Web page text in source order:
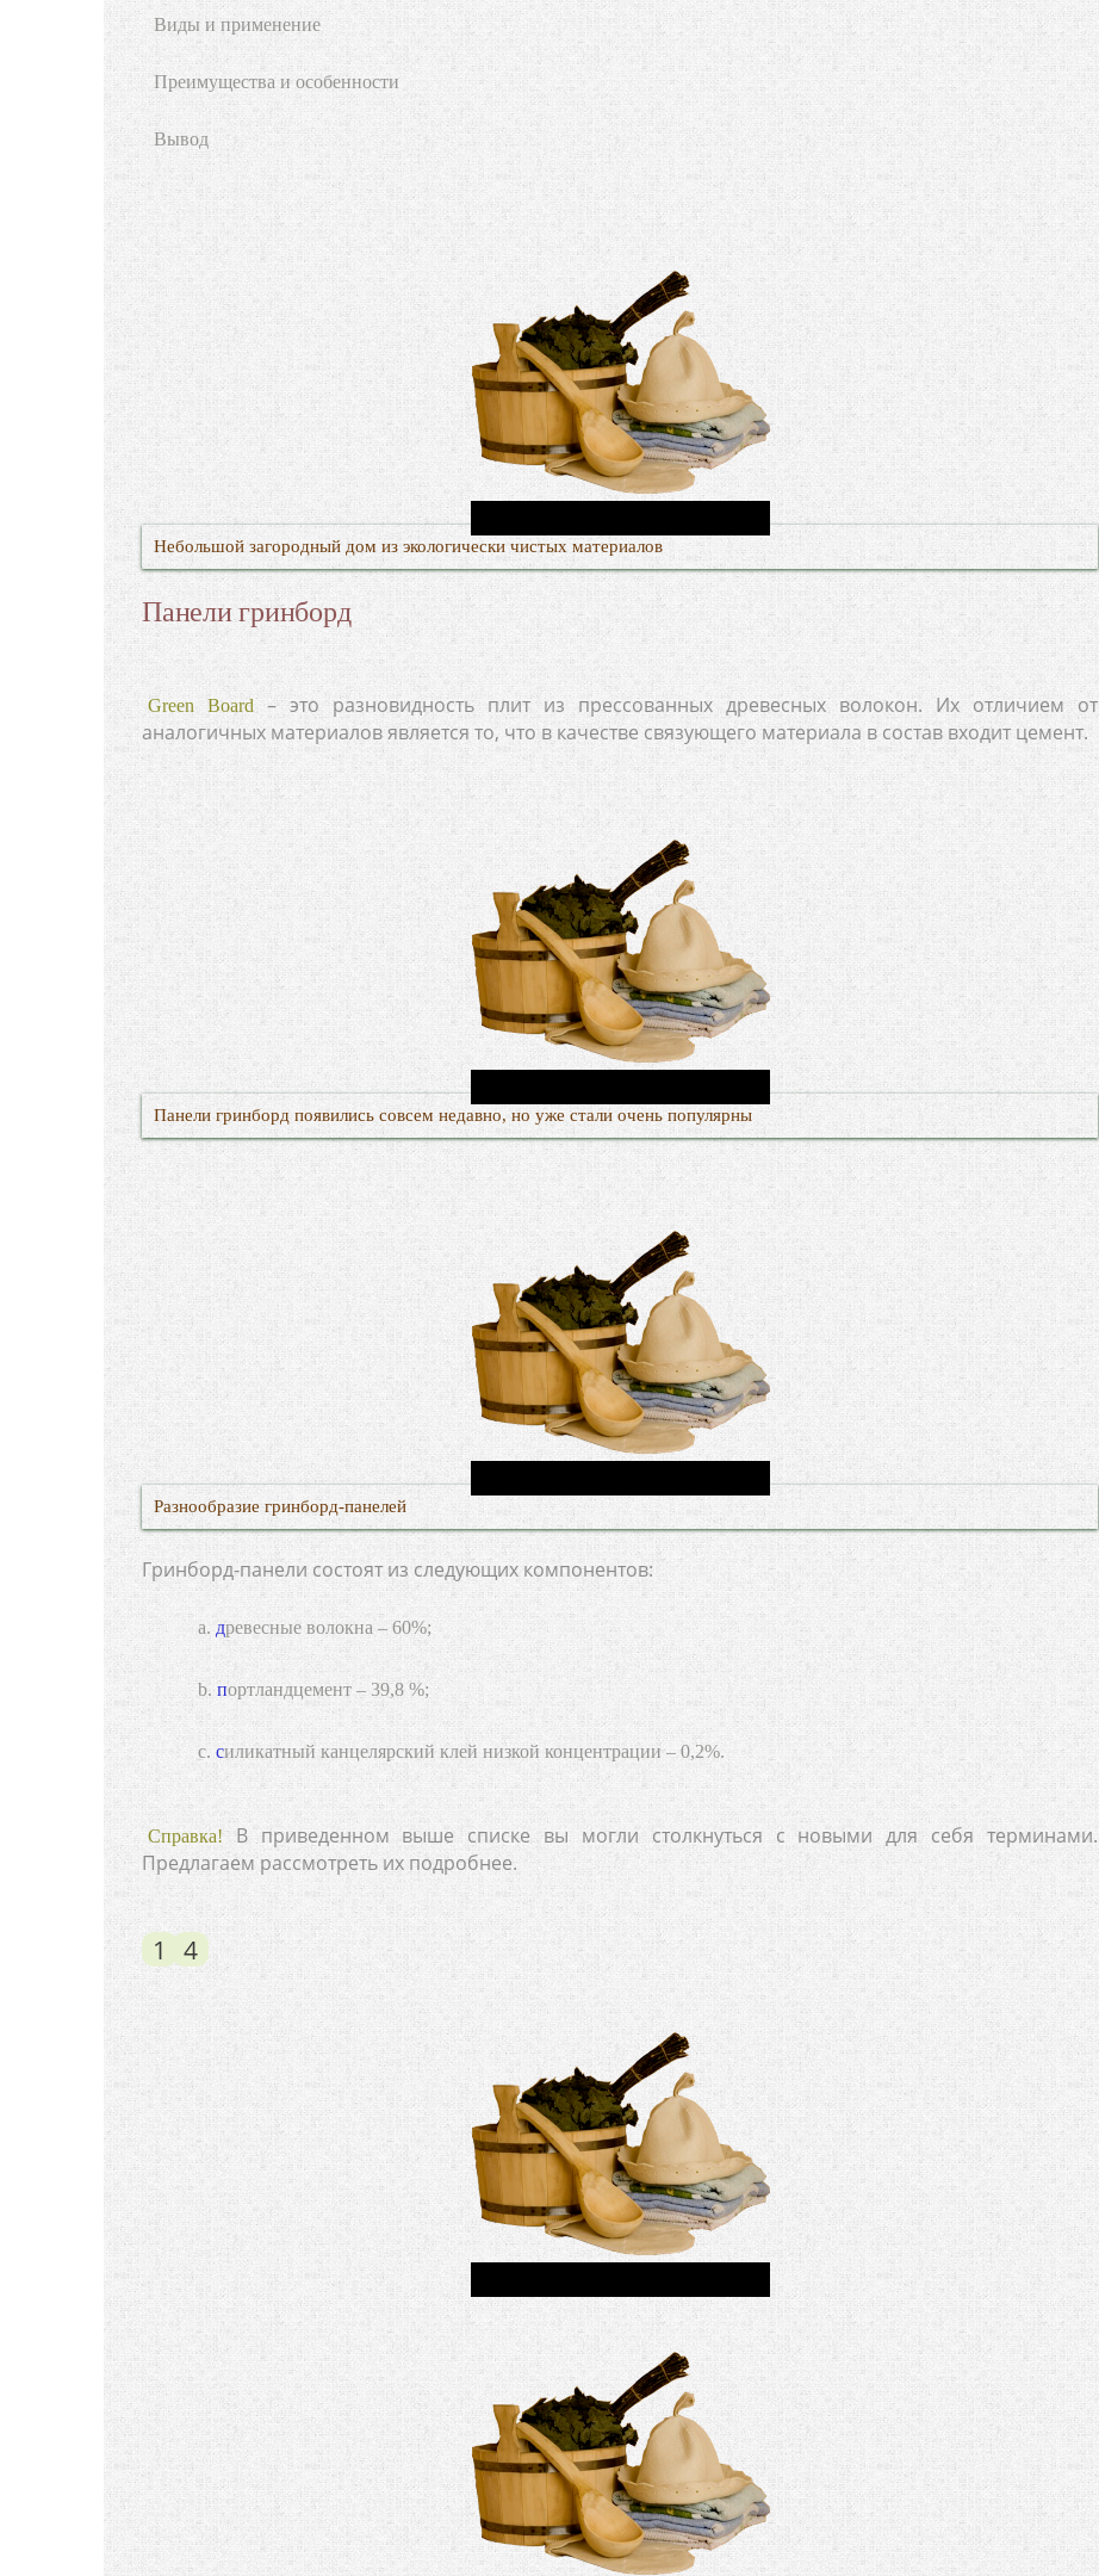
Виды и применение
Преимущества и особенности
Вывод
Небольшой загородный дом из экологически чистых материалов
Панели гринборд
Green Board– это разновидность плит из прессованных древесных волокон. Их отличием от
аналогичных материалов является то, что в качестве связующего материала в состав входит цемент.
Панели гринборд появились совсем недавно, но уже стали очень популярны
Разнообразие гринборд-панелей
Гринборд-панели состоят из следующих компонентов:
древесные волокна – 60%;
портландцемент – 39,8 %;
силикатный канцелярский клей низкой концентрации – 0,2%.
Справка! В приведенном выше списке вы могли столкнуться с новыми для себя терминами.
Предлагаем рассмотреть их подробнее.
1 4